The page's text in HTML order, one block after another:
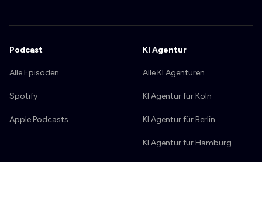
Podcast
Alle Episoden
Spotify
Apple Podcasts
KI Agentur
Alle KI Agenturen
KI Agentur für Köln
KI Agentur für Berlin
KI Agentur für Hamburg